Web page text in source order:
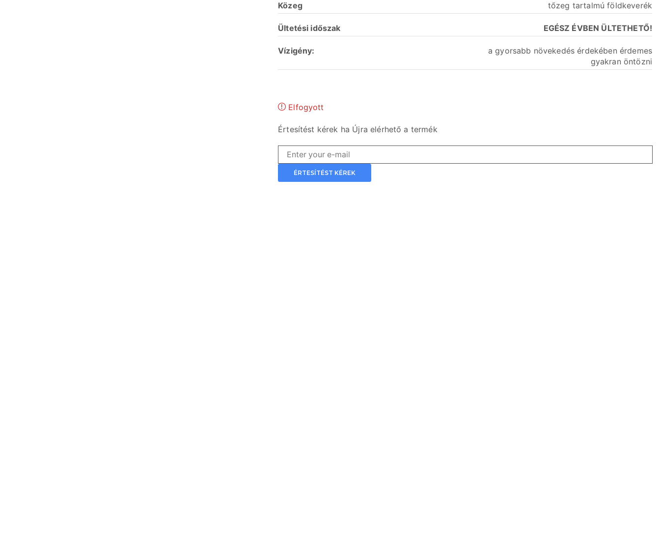
Közeg tőzeg tartalmú földkeverék
Ültetési időszak EGÉSZ ÉVBEN ÜLTETHETŐ!
Vízigény:
a gyorsabb növekedés érdekében érdemes
gyakran öntözni
Elfogyott
Értesítést kérek ha Újra elérhető a termék
ÉRTESÍTÉST KÉREK